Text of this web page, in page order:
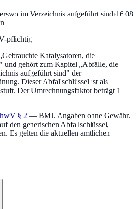
im Verzeichnis aufgeführt sind›16 08
pflichtig
Gebrauchte Katalysatoren, die
" und gehört zum Kapitel „Abfälle, die
aufgeführt sind" der
Dieser Abfallschlüssel ist als
Der Umrechnungsfaktor beträgt 1
§ 2 — BMJ. Angaben ohne Gewähr.
den generischen Abfallschlüssel,
Es gelten die aktuellen amtlichen